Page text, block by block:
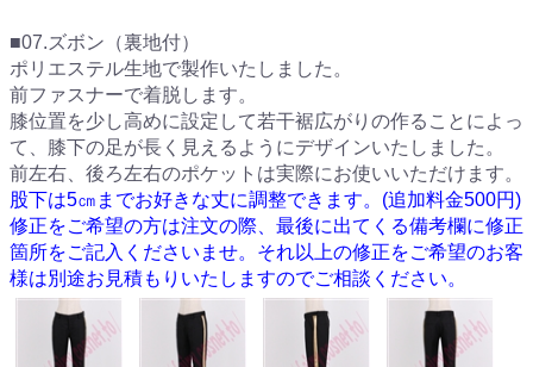
■07.ズボン（裏地付）
ポリエステル生地で製作いたしました。
前ファスナーで着脱します。
膝位置を少し高めに設定して若干裾広がりの作ることによっ
て、膝下の足が長く見えるようにデザインいたしました。
前左右、後ろ左右のポケットは実際にお使いいただけます。
股下は5㎝までお好きな丈に調整できます。(追加料金500円)
修正をご希望の方は注文の際、最後に出てくる備考欄に修正
箇所をご記入くださいませ。それ以上の修正をご希望のお客
様は別途お見積もりいたしますのでご相談ください。